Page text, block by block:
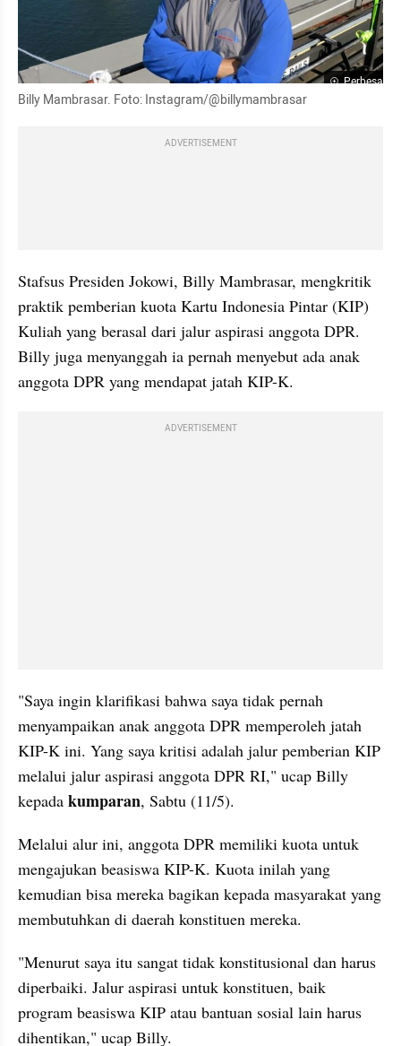
Perbesar
Billy Mambrasar. Foto: Instagram/@billymambrasar
ADVERTISEMENT
Stafsus Presiden Jokowi, Billy Mambrasar, mengkritik
praktik pemberian kuota Kartu Indonesia Pintar (KIP)
Kuliah yang berasal dari jalur aspirasi anggota DPR.
Billy juga menyanggah ia pernah menyebut ada anak
anggota DPR yang mendapat jatah KIP-K.
ADVERTISEMENT
"Saya ingin klarifikasi bahwa saya tidak pernah
menyampaikan anak anggota DPR memperoleh jatah
KIP-K ini. Yang saya kritisi adalah jalur pemberian KIP
melalui jalur aspirasi anggota DPR RI," ucap Billy
kepada kumparan, Sabtu (11/5).
Melalui alur ini, anggota DPR memiliki kuota untuk
mengajukan beasiswa KIP-K. Kuota inilah yang
kemudian bisa mereka bagikan kepada masyarakat yang
membutuhkan di daerah konstituen mereka.
"Menurut saya itu sangat tidak konstitusional dan harus
diperbaiki. Jalur aspirasi untuk konstituen, baik
program beasiswa KIP atau bantuan sosial lain harus
dihentikan," ucap Billy.